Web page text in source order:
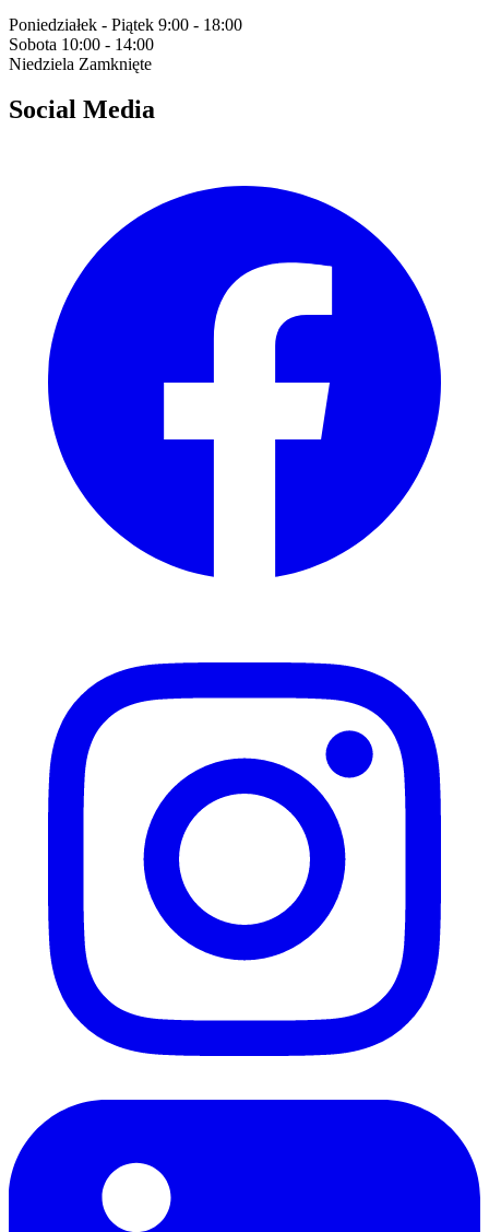
Poniedziałek - Piątek 9:00 - 18:00
Sobota 10:00 - 14:00
Niedziela Zamknięte
Social Media